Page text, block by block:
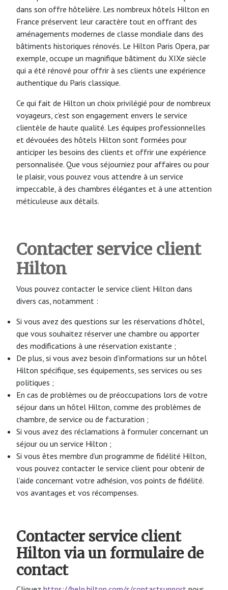
dans son offre hôtelière. Les nombreux hôtels Hilton en
France préservent leur caractère tout en offrant des
aménagements modernes de classe mondiale dans des
bâtiments historiques rénovés. Le Hilton Paris Opera, par
exemple, occupe un magnifique bâtiment du XIXe siècle
qui a été rénové pour offrir à ses clients une expérience
authentique du Paris classique.
Ce qui fait de Hilton un choix privilégié pour de nombreux
voyageurs, c’est son engagement envers le service
clientèle de haute qualité. Les équipes professionnelles
et dévouées des hôtels Hilton sont formées pour
anticiper les besoins des clients et offrir une expérience
personnalisée. Que vous séjourniez pour affaires ou pour
le plaisir, vous pouvez vous attendre à un service
impeccable, à des chambres élégantes et à une attention
méticuleuse aux détails.
Contacter service client
Hilton
Vous pouvez contacter le service client Hilton dans
divers cas, notamment :
Si vous avez des questions sur les réservations d’hôtel,
que vous souhaitez réserver une chambre ou apporter
des modifications à une réservation existante ;
De plus, si vous avez besoin d’informations sur un hôtel
Hilton spécifique, ses équipements, ses services ou ses
politiques ;
En cas de problèmes ou de préoccupations lors de votre
séjour dans un hôtel Hilton, comme des problèmes de
chambre, de service ou de facturation ;
Si vous avez des réclamations à formuler concernant un
séjour ou un service Hilton ;
Si vous êtes membre d’un programme de fidélité Hilton,
vous pouvez contacter le service client pour obtenir de
l’aide concernant votre adhésion, vos points de fidélité.
vos avantages et vos récompenses.
Contacter service client
Hilton via un formulaire de
contact